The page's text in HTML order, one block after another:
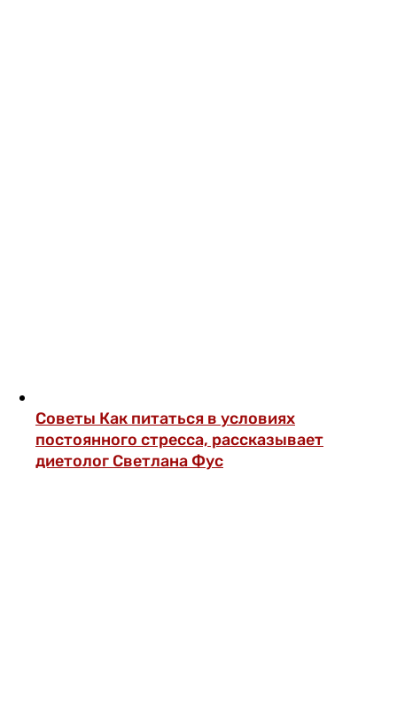
Советы Как питаться в условиях
постоянного стресса, рассказывает
диетолог Светлана Фус